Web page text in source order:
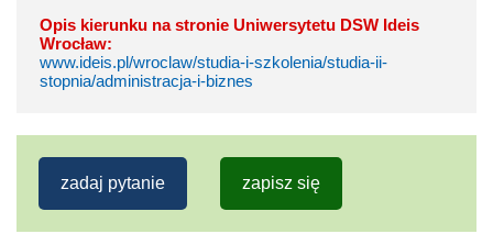
Opis kierunku na stronie Uniwersytetu DSW Ideis
Wrocław:
www.ideis.pl/wroclaw/studia-i-szkolenia/studia-ii-
stopnia/administracja-i-biznes
zadaj pytanie zapisz się